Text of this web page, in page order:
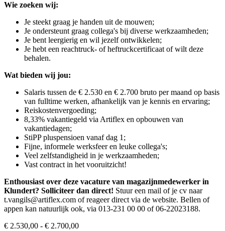
Wie zoeken wij:
Je steekt graag je handen uit de mouwen;
Je ondersteunt graag collega's bij diverse werkzaamheden;
Je bent leergierig en wil jezelf ontwikkelen;
Je hebt een reachtruck- of heftruckcertificaat of wilt deze
behalen.
Wat bieden wij jou:
Salaris tussen de € 2.530 en € 2.700 bruto per maand op basis
van fulltime werken, afhankelijk van je kennis en ervaring;
Reiskostenvergoeding;
8,33% vakantiegeld via Artiflex en opbouwen van
vakantiedagen;
StiPP pluspensioen vanaf dag 1;
Fijne, informele werksfeer en leuke collega's;
Veel zelfstandigheid in je werkzaamheden;
Vast contract in het vooruitzicht!
Enthousiast over deze vacature van magazijnmedewerker in
Klundert? Solliciteer dan direct! Stuur een mail of je cv naar
t.vangils@artiflex.com of reageer direct via de website. Bellen of
appen kan natuurlijk ook, via 013-231 00 00 of 06-22023188.
€ 2.530,00 - € 2.700,00